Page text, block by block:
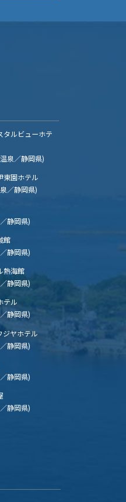
タルビューホテ
泉／静岡県)
東園ホテル
／静岡県)
静岡県)
館
静岡県)
熱海館
静岡県)
テル
静岡県)
ジヤホテル
静岡県)
静岡県)
静岡県)